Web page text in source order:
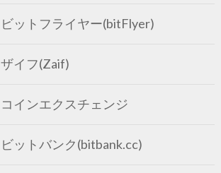
ビットフライヤー(bitFlyer)
ザイフ(Zaif)
コインエクスチェンジ
ビットバンク(bitbank.cc)